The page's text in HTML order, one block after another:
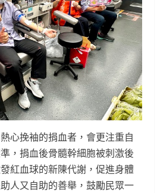
心挽袖的捐血者，會更注重自
，捐血後骨髓幹細胞被刺激後
紅血球的新陳代謝，促進身體
人又自助的善舉，鼓勵民眾一